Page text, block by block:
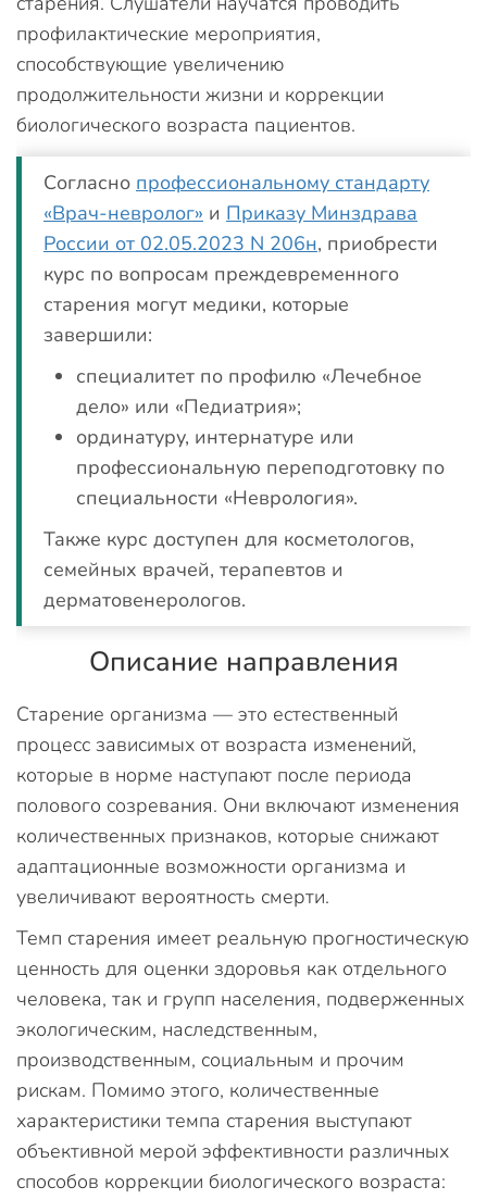
профилактические мероприятия,
способствующие увеличению
продолжительности жизни и коррекции
биологического возраста пациентов.
Согласно профессиональному стандарту
«Врач-невролог» и Приказу Минздрава
России от 02.05.2023 N 206н, приобрести
курс по вопросам преждевременного
старения могут медики, которые
завершили:
специалитет по профилю «Лечебное
дело» или «Педиатрия»;
ординатуру, интернатуре или
профессиональную переподготовку по
специальности «Неврология».
Также курс доступен для косметологов,
семейных врачей, терапевтов и
дерматовенерологов.
Описание направления
Старение организма — это естественный
процесс зависимых от возраста изменений,
которые в норме наступают после периода
полового созревания. Они включают изменения
количественных признаков, которые снижают
адаптационные возможности организма и
увеличивают вероятность смерти.
Темп старения имеет реальную прогностическую
ценность для оценки здоровья как отдельного
человека, так и групп населения, подверженных
экологическим, наследственным,
производственным, социальным и прочим
рискам. Помимо этого, количественные
характеристики темпа старения выступают
объективной мерой эффективности различных
способов коррекции биологического возраста: